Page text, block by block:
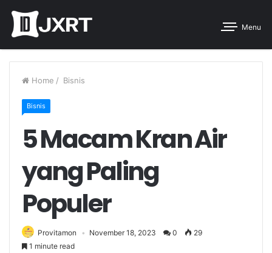
Menu
Home / Bisnis
Bisnis
5 Macam Kran Air
yang Paling
Populer
Provitamon November 18, 2023 0
29
1 minute read